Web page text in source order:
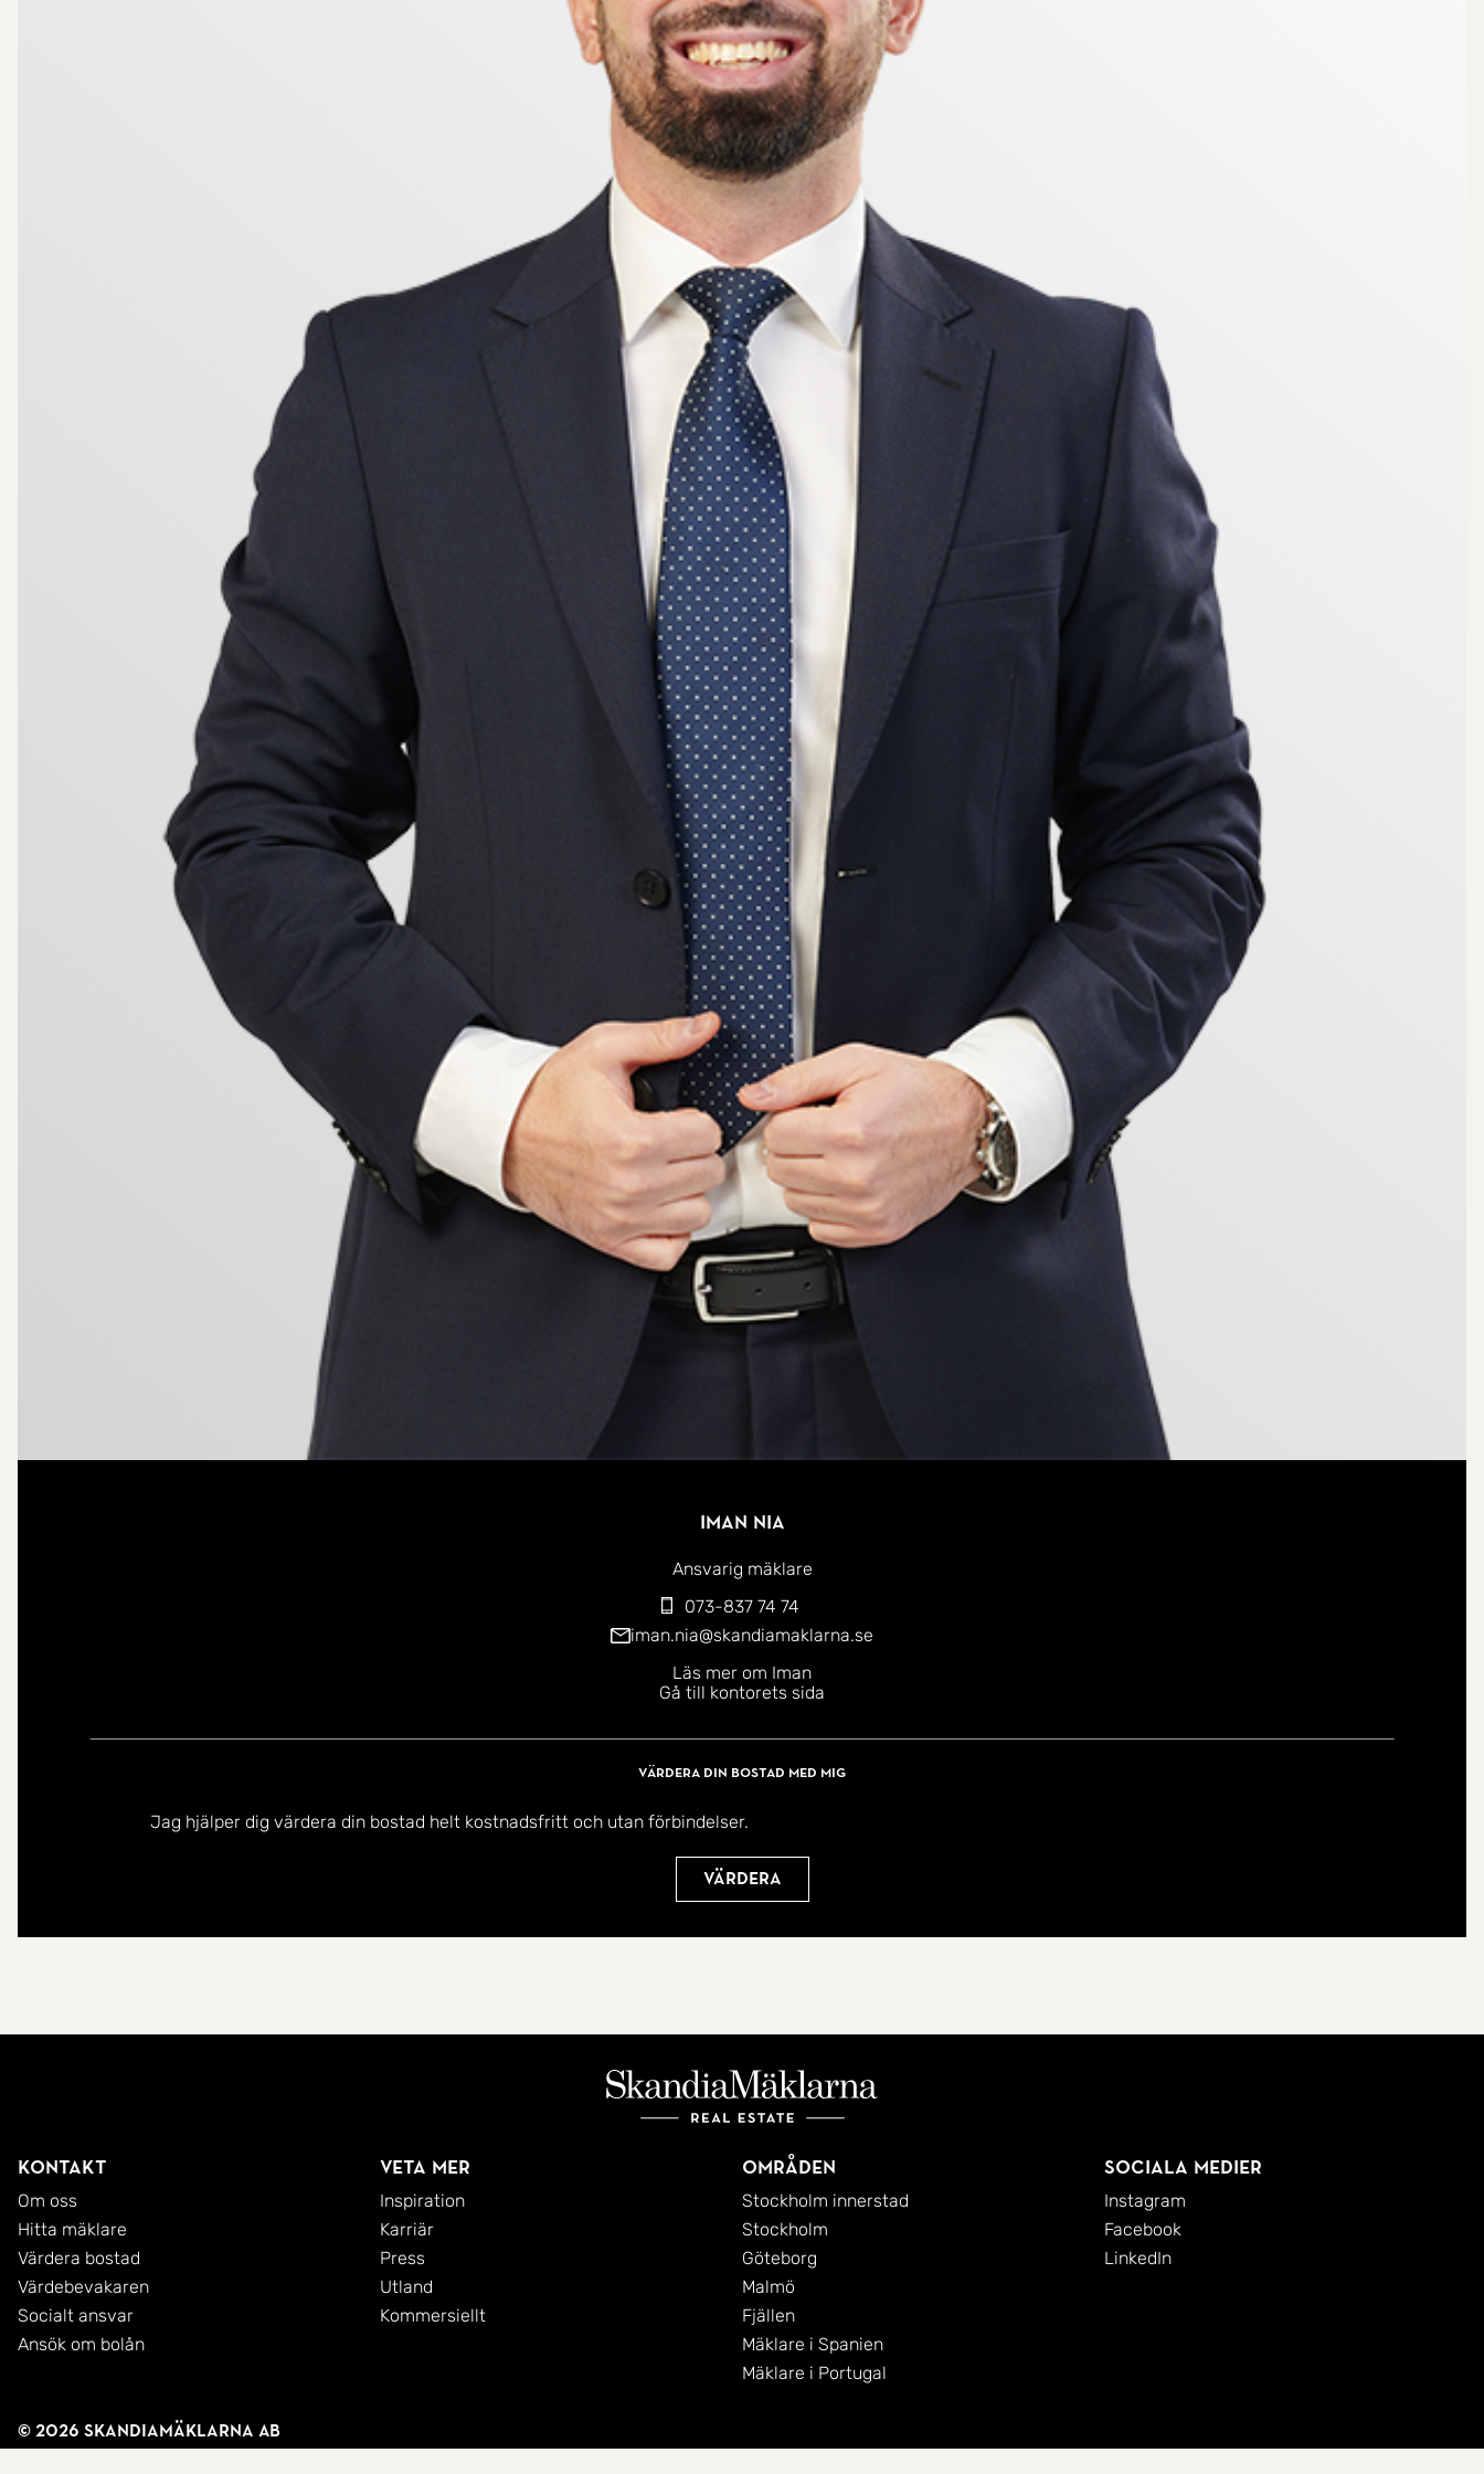
Läget är attraktivt med gångavstånd till busskommunikationer, Stattena centrum och dess serviceutbud samt grönområden och promenadstråk i Pålsjö skog.
Här får du det bästa av två världar, närhet till både stad och natur.
Detta är en bostad som passar perfekt för förstagångsköparen, studenten, paret eller dig som söker ett bekvämt och lättskött hem.
Iman Nia
Ansvarig mäklare
073-837 74 74
iman.nia@skandiamaklarna.se
Läs mer om Iman
Gå till kontorets sida
Värdera din bostad med mig
Jag hjälper dig värdera din bostad helt kostnadsfritt och utan förbindelser.
Värdera
Kontakt
Om oss
Hitta mäklare
Värdera bostad
Värdebevakaren
Socialt ansvar
Ansök om bolån
Veta mer
Inspiration
Karriär
Press
Utland
Kommersiellt
Områden
Stockholm innerstad
Stockholm
Göteborg
Malmö
Fjällen
Mäklare i Spanien
Mäklare i Portugal
Sociala medier
Instagram
Facebook
LinkedIn
© 2026 SkandiaMäklarna AB